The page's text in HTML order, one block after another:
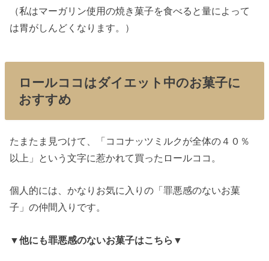
（私はマーガリン使用の焼き菓子を食べると量によって
は胃がしんどくなります。）
ロールココはダイエット中のお菓子に
おすすめ
たまたま見つけて、「ココナッツミルクが全体の４０％
以上」という文字に惹かれて買ったロールココ。
個人的には、かなりお気に入りの「罪悪感のないお菓
子」の仲間入りです。
▼他にも罪悪感のないお菓子はこちら▼